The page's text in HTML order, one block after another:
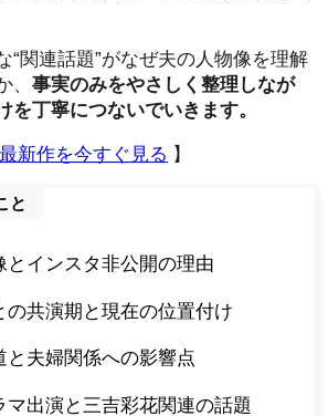
“関連話題”がなぜ夫の人物像を理解
、 事実のみをやさしく整理しなが
を丁寧につないでいきます。
新作を今すぐ見る 】
と
とインスタ非公開の理由
の共演期と現在の位置付け
と夫婦関係への影響点
マ出演と三吉彩花関連の話題